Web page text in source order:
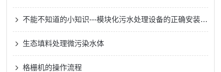
不能不知道的小知识---模块化污水处理设备的正确安装方法
生态填料处理微污染水体
格栅机的操作流程